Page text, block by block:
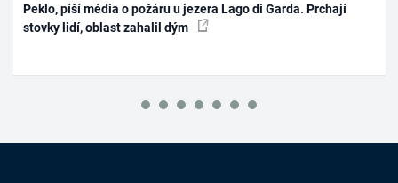
Peklo, píší média o požáru u jezera Lago di Garda. Prchají
stovky lidí, oblast zahalil dým